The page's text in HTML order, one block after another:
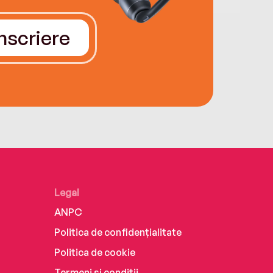
Legal
ANPC
Politica de confidențialitate
Politica de cookie